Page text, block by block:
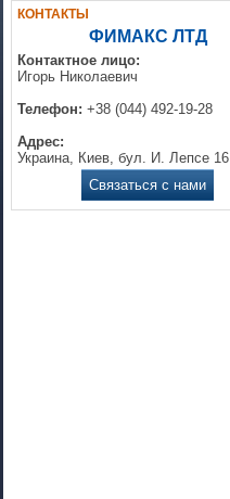
КОНТАКТЫ
ФИМАКС ЛТД
Контактное лицо:
Игорь Николаевич
Телефон: +38 (044) 492-19-28
Адрес:
Украина, Киев, бул. И. Лепсе 16
Связаться с нами